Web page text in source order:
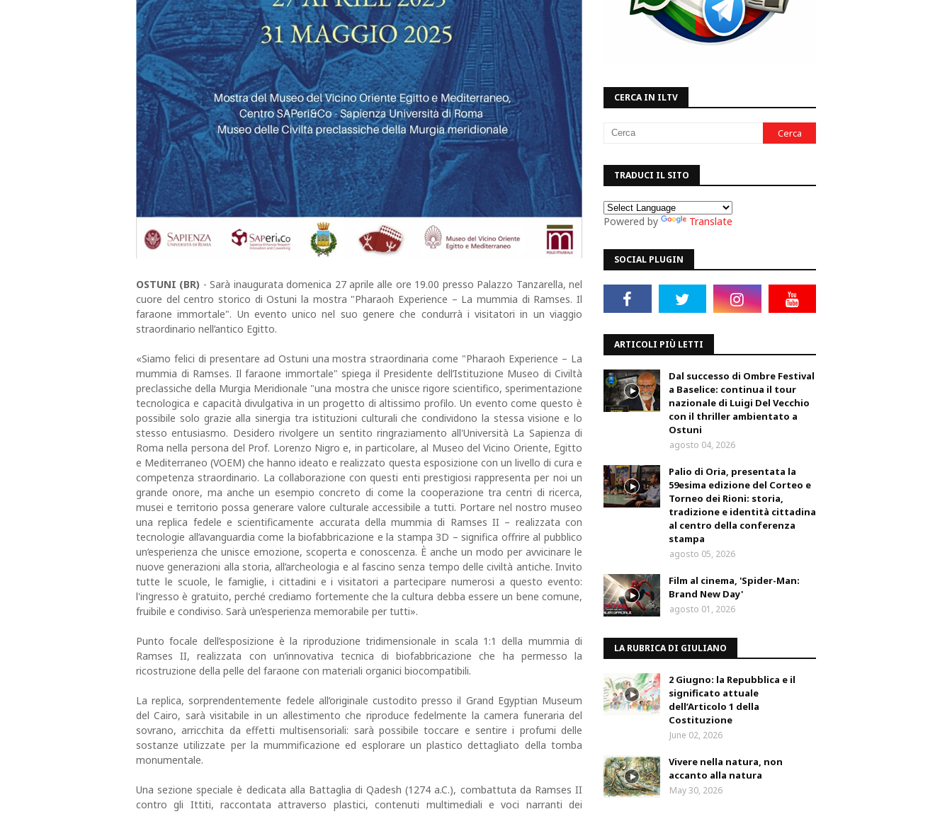
OSTUNI (BR) - Sarà inaugurata domenica 27 aprile alle ore 19.00 presso Palazzo Tanzarella, nel
cuore del centro storico di Ostuni la mostra "Pharaoh Experience – La mummia di Ramses. Il
faraone immortale". Un evento unico nel suo genere che condurrà i visitatori in un viaggio
straordinario nell’antico Egitto.
«Siamo felici di presentare ad Ostuni una mostra straordinaria come "Pharaoh Experience – La
mummia di Ramses. Il faraone immortale" spiega il Presidente dell’Istituzione Museo di Civiltà
preclassiche della Murgia Meridionale "una mostra che unisce rigore scientifico, sperimentazione
tecnologica e capacità divulgativa in un progetto di altissimo profilo. Un evento come questo è
possibile solo grazie alla sinergia tra istituzioni culturali che condividono la stessa visione e lo
stesso entusiasmo. Desidero rivolgere un sentito ringraziamento all'Università La Sapienza di
Roma nella persona del Prof. Lorenzo Nigro e, in particolare, al Museo del Vicino Oriente, Egitto
e Mediterraneo (VOEM) che hanno ideato e realizzato questa esposizione con un livello di cura e
competenza straordinario. La collaborazione con questi enti prestigiosi rappresenta per noi un
grande onore, ma anche un esempio concreto di come la cooperazione tra centri di ricerca,
musei e territorio possa generare valore culturale accessibile a tutti. Portare nel nostro museo
una replica fedele e scientificamente accurata della mummia di Ramses II – realizzata con
tecnologie all’avanguardia come la biofabbricazione e la stampa 3D – significa offrire al pubblico
un’esperienza che unisce emozione, scoperta e conoscenza. È anche un modo per avvicinare le
nuove generazioni alla storia, all’archeologia e al fascino senza tempo delle civiltà antiche. Invito
tutte le scuole, le famiglie, i cittadini e i visitatori a partecipare numerosi a questo evento:
l'ingresso è gratuito, perché crediamo fortemente che la cultura debba essere un bene comune,
fruibile e condiviso. Sarà un’esperienza memorabile per tutti».
Punto focale dell’esposizione è la riproduzione tridimensionale in scala 1:1 della mummia di
Ramses II, realizzata con un’innovativa tecnica di biofabbricazione che ha permesso la
ricostruzione della pelle del faraone con materiali organici biocompatibili.
La replica, sorprendentemente fedele all’originale custodito presso il Grand Egyptian Museum
del Cairo, sarà visitabile in un allestimento che riproduce fedelmente la camera funeraria del
sovrano, arricchita da effetti multisensoriali: sarà possibile toccare e sentire i profumi delle
sostanze utilizzate per la mummificazione ed esplorare un plastico dettagliato della tomba
monumentale.
Una sezione speciale è dedicata alla Battaglia di Qadesh (1274 a.C.), combattuta da Ramses II
contro gli Ittiti, raccontata attraverso plastici, contenuti multimediali e voci narranti dei
CERCA IN ILTV
TRADUCI IL SITO
Powered by Translate
SOCIAL PLUGIN
ARTICOLI PIÙ LETTI
Dal successo di Ombre Festival
a Baselice: continua il tour
nazionale di Luigi Del Vecchio
con il thriller ambientato a
Ostuni
agosto 04, 2026
Palio di Oria, presentata la
59esima edizione del Corteo e
Torneo dei Rioni: storia,
tradizione e identità cittadina
al centro della conferenza
stampa
agosto 05, 2026
Film al cinema, 'Spider-Man:
Brand New Day'
agosto 01, 2026
LA RUBRICA DI GIULIANO
2 Giugno: la Repubblica e il
significato attuale
dell’Articolo 1 della
Costituzione
June 02, 2026
Vivere nella natura, non
accanto alla natura
May 30, 2026